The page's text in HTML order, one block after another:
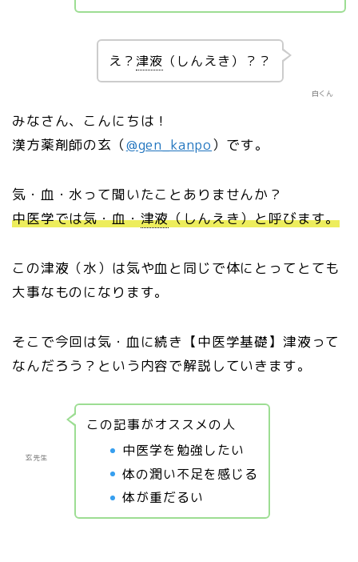
白くん
え？津液 （しんえき）？？
みなさん、こんにちは！
漢方薬剤師の玄（@gen_kanpo）です。
気・血・水って聞いたことありませんか？
中医学では気・血・津液（しんえき）と呼びます。
この津液（水）は気や血と同じで体にとってとても
大事なものになります。
そこで今回は気・血に続き【中医学基礎】津液って
なんだろう？という内容で解説していきます。
玄先生
この記事がオススメの人
中医学を勉強したい
体の潤い不足を感じる
体が重だるい